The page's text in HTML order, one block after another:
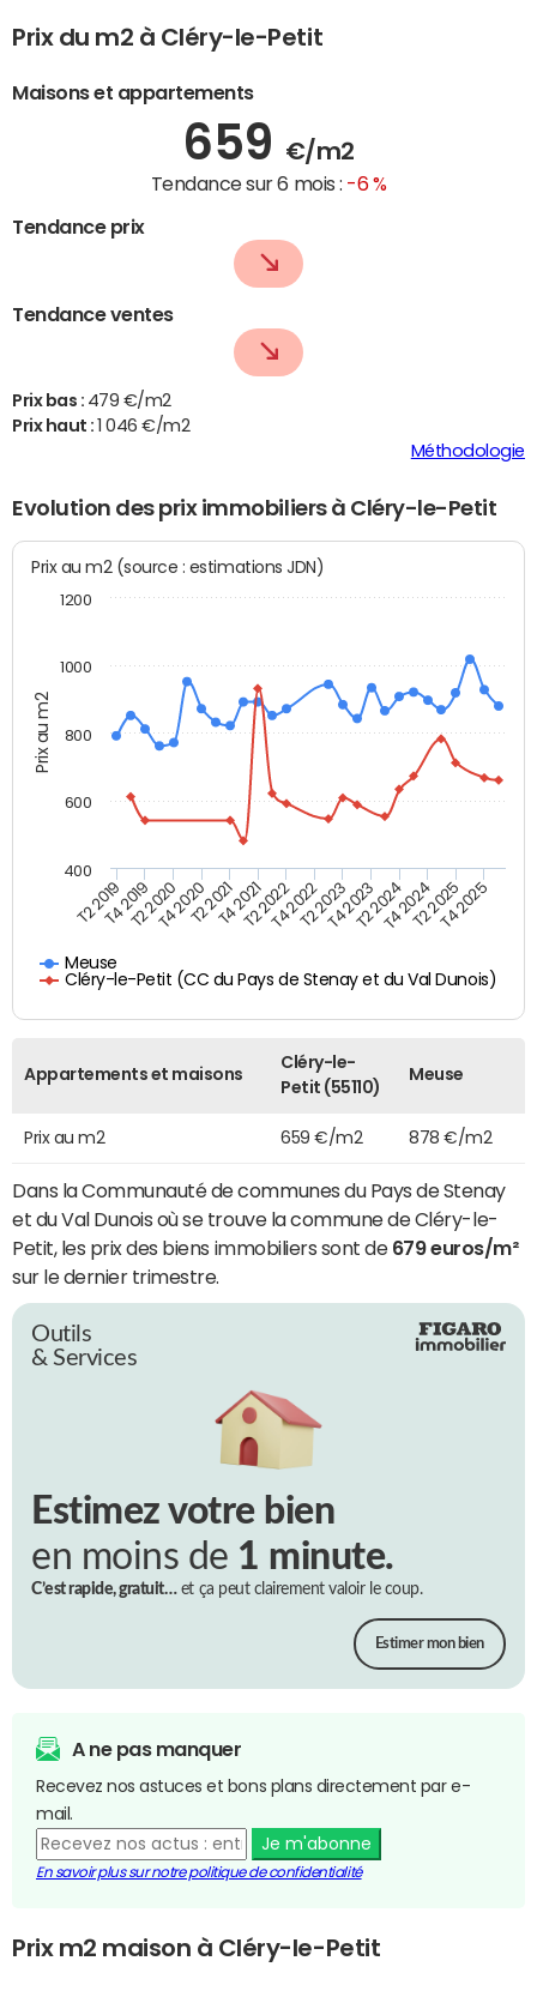
Prix du m2 à Cléry-le-Petit
Maisons et appartements
659 €/m2
Tendance sur 6 mois : -6 %
Tendance prix
Tendance ventes
Prix bas : 479 €/m2
Prix haut :
1 046 €/m2
Méthodologie
Evolution des prix immobiliers à Cléry-le-Petit
Prix au m2
Prix au m2 (source : estimations JDN)
Meuse
Cléry-le-Petit (CC du Pays de Stenay et du Val Dunois)
T2 2019T4 2019T2 2020T4 2020T2 2021T4 2021T2 2022T4 2022T2 2023T4 2023T2 2024T4 2024T2 2025T4 2025
400
600
800
1000
1200
Appartements et maisons
Cléry-le-
Petit (55110)
Meuse
Prix au m2 659 €/m2 878 €/m2
Dans la Communauté de communes du Pays de Stenay
et du Val Dunois où se trouve la commune de Cléry-le-
Petit, les prix des biens immobiliers sont de 679 euros/m²
sur le dernier trimestre.
Outils
& Services
Estimez votre bien
en moins de 1 minute.
C’est rapide, gratuit…et ça peut clairement valoir le coup.
Estimer mon bien
A ne pas manquer
Recevez nos astuces et bons plans directement par e-
mail.
Je m'abonne
En savoir plus sur notre politique de confidentialité
Prix m2 maison à Cléry-le-Petit